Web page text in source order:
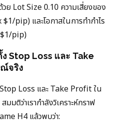
ย Lot Size 0.10 ความเสี่ยงของ
pip) และโอกาสในการทำกำไร
pip)
Stop Loss และ Take
จริง
Loss และ Take Profit ใน
มติว่าเรากำลังวิเคราะห์กราฟ
H4 แล้วพบว่า: